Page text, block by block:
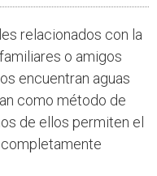
relacionados con la
o amigos
encuentran aguas
como método de
de ellos permiten el